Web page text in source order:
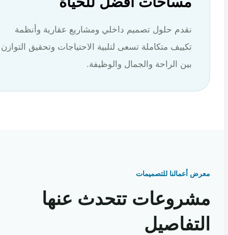
نقدم حلول تصميم داخلي ومشاريع عقارية وأنظمة
تكييف متكاملة تسعى لتلبية الاحتياجات وتحقيق التوازن
بين الراحة والجمال والوظيفة.
أعمالنا للتصميمات
تتحدث عنها